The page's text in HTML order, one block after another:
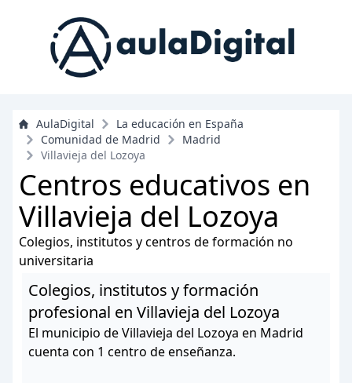
AulaDigital
La educación en España
Comunidad de Madrid
Madrid
Villavieja del Lozoya
Centros educativos en
Villavieja del Lozoya
Colegios, institutos y centros de formación no
universitaria
Colegios, institutos y formación
profesional en Villavieja del Lozoya
El municipio de Villavieja del Lozoya en Madrid
cuenta con 1 centro de enseñanza.